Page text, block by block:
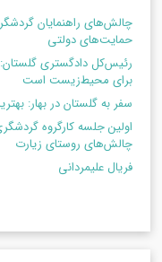
چالش‌های راهنمایان
حمایت‌های دولتی
رئیس‌کل دادگستری
برای محیط‌زیست است
سفر به گلستان در بهار:
اولین جلسه کارگروه
چالش‌های روستای زیارت
فریال علیمردانی